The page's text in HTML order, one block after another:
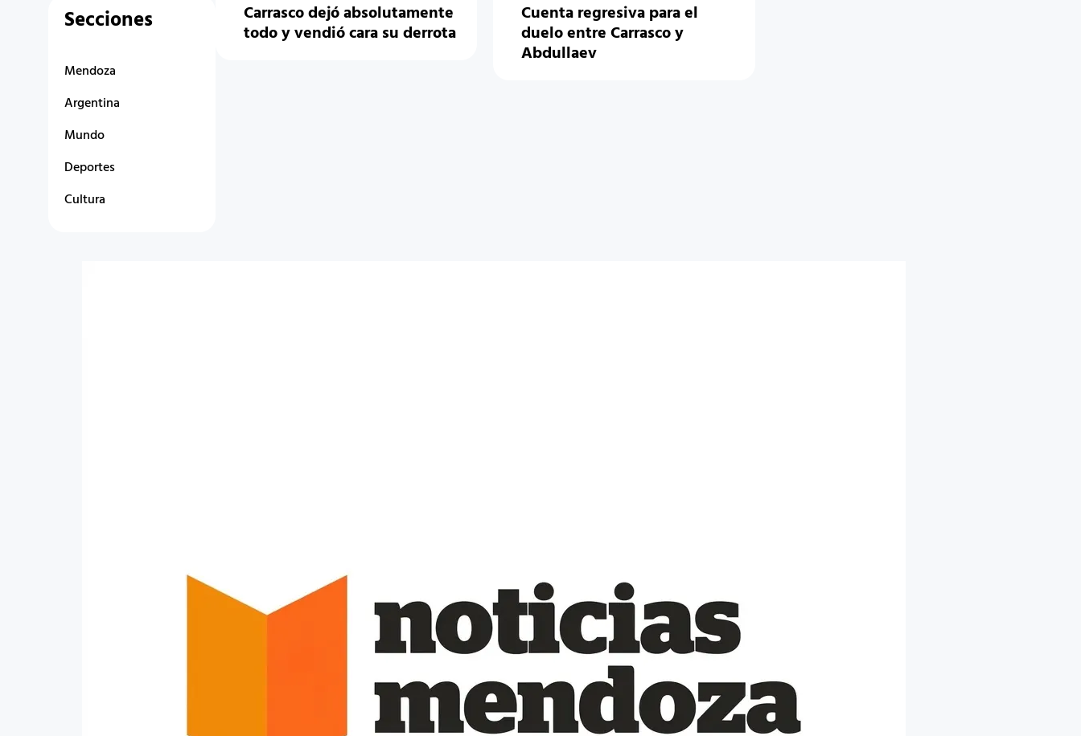
Secciones
Mendoza
Argentina
Mundo
Deportes
Cultura
Carrasco dejó absolutamente
todo y vendió cara su derrota
Cuenta regresiva para el
duelo entre Carrasco y
Abdullaev